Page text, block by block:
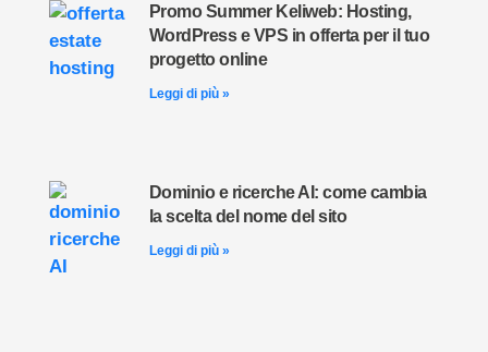
Promo Summer Keliweb: Hosting,
WordPress e VPS in offerta per il tuo
progetto online
Leggi di più »
Dominio e ricerche AI: come cambia
la scelta del nome del sito
Leggi di più »